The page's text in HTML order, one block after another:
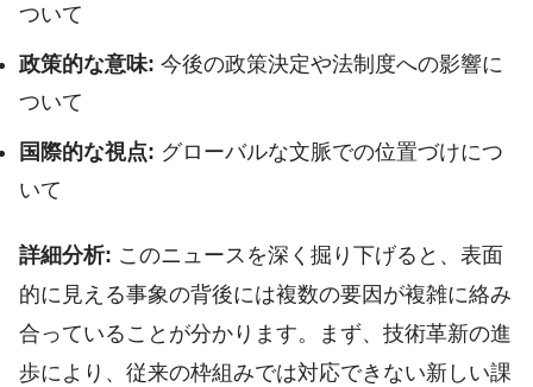
ついて
政策的な意味: 今後の政策決定や法制度への影響に
ついて
国際的な視点: グローバルな文脈での位置づけにつ
いて
詳細分析: このニュースを深く掘り下げると、表面
的に見える事象の背後には複数の要因が複雑に絡み
合っていることが分かります。まず、技術革新の進
歩により、従来の枠組みでは対応できない新しい課